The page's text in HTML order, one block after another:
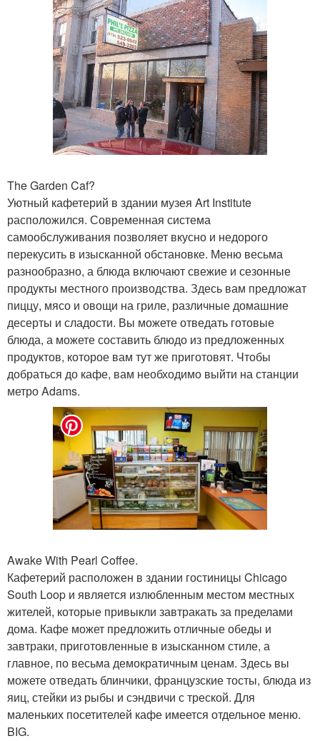
The Garden Caf?
Уютный кафетерий в здании музея Art Institute
расположился. Современная система
самообслуживания позволяет вкусно и недорого
перекусить в изысканной обстановке. Меню весьма
разнообразно, а блюда включают свежие и сезонные
продукты местного производства. Здесь вам предложат
пиццу, мясо и овощи на гриле, различные домашние
десерты и сладости. Вы можете отведать готовые
блюда, а можете составить блюдо из предложенных
продуктов, которое вам тут же приготовят. Чтобы
добраться до кафе, вам необходимо выйти на станции
метро Adams.
Awake With Pearl Coffee.
Кафетерий расположен в здании гостиницы Chicago
South Loop и является излюбленным местом местных
жителей, которые привыкли завтракать за пределами
дома. Кафе может предложить отличные обеды и
завтраки, приготовленные в изысканном стиле, а
главное, по весьма демократичным ценам. Здесь вы
можете отведать блинчики, французские тосты, блюда из
яиц, стейки из рыбы и сэндвичи с треской. Для
маленьких посетителей кафе имеется отдельное меню.
BIG.